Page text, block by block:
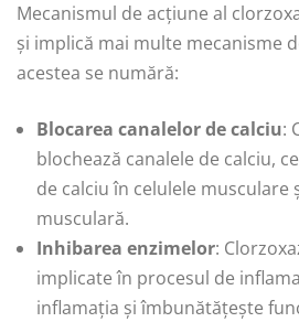
Mecanismul de acțiune al
și implică mai multe mecanisme
acestea se numără:
Blocarea canalelor de calciu:
blochează canalele de calciu,
de calciu în celulele musculare
musculară.
Inhibarea enzimelor:
implicate în procesul de
inflamația și îmbunătățește